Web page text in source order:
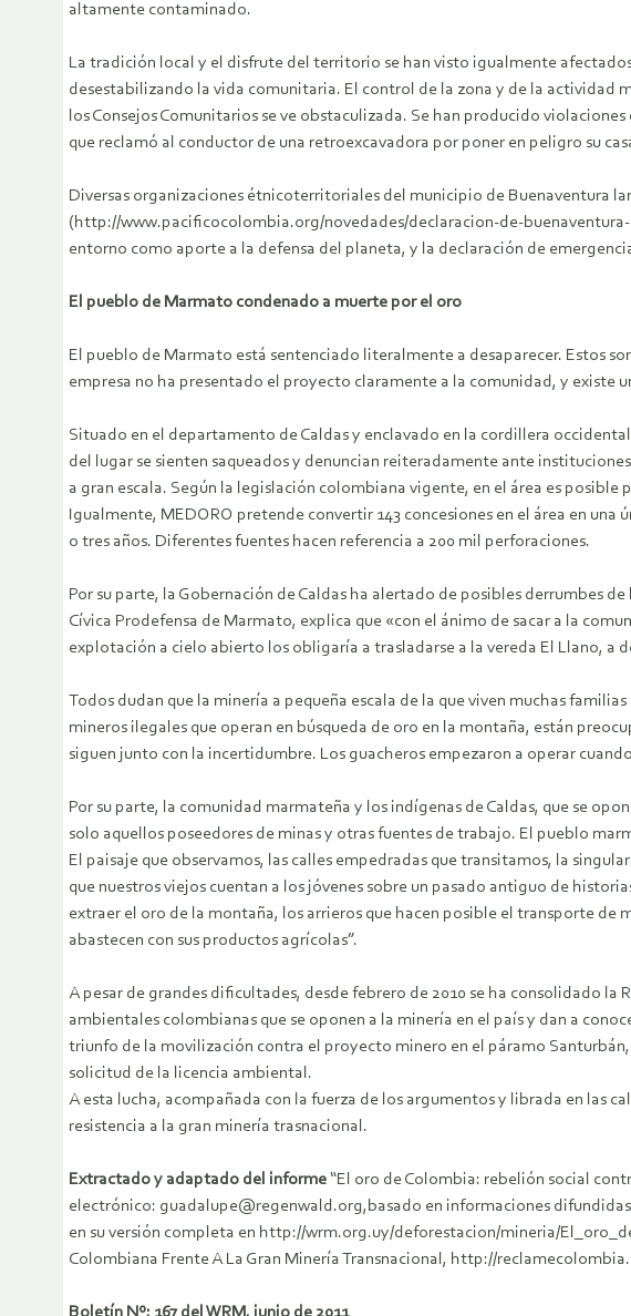
altamente contaminado.
La tradición local y el disfrute del territorio se han visto igualmente
desestabilizando la vida comunitaria. El control de la zona y de la actividad
los Consejos Comunitarios se ve obstaculizada. Se han producido
que reclamó al conductor de una retroexcavadora por poner en peligro su
Diversas organizaciones étnicoterritoriales del municipio de Buenaventura
(http://www.pacificocolombia.org/novedades/declaracion-de-
entorno como aporte a la defensa del planeta, y la declaración de
El pueblo de Marmato condenado a muerte por el oro
El pueblo de Marmato está sentenciado literalmente a desaparecer. Estos
empresa no ha presentado el proyecto claramente a la comunidad, y existe
Situado en el departamento de Caldas y enclavado en la cordillera
del lugar se sienten saqueados y denuncian reiteradamente ante
a gran escala. Según la legislación colombiana vigente, en el área es
Igualmente, MEDORO pretende convertir 143 concesiones en el área en
o tres años. Diferentes fuentes hacen referencia a 200 mil perforaciones.
Por su parte, la Gobernación de Caldas ha alertado de posibles derrumbes
Cívica Prodefensa de Marmato, explica que «con el ánimo de sacar a la
explotación a cielo abierto los obligaría a trasladarse a la vereda El Llano, a
Todos dudan que la minería a pequeña escala de la que viven muchas
mineros ilegales que operan en búsqueda de oro en la montaña, están
siguen junto con la incertidumbre. Los guacheros empezaron a operar
Por su parte, la comunidad marmateña y los indígenas de Caldas, que se
solo aquellos poseedores de minas y otras fuentes de trabajo. El pueblo
El paisaje que observamos, las calles empedradas que transitamos, la
que nuestros viejos cuentan a los jóvenes sobre un pasado antiguo de
extraer el oro de la montaña, los arrieros que hacen posible el transporte de
abastecen con sus productos agrícolas”.
A pesar de grandes dificultades, desde febrero de 2010 se ha consolidado la
ambientales colombianas que se oponen a la minería en el país y dan a
triunfo de la movilización contra el proyecto minero en el páramo
solicitud de la licencia ambiental.
A esta lucha, acompañada con la fuerza de los argumentos y librada en las
resistencia a la gran minería trasnacional.
Extractado y adaptado del informe “El oro de Colombia: rebelión social
electrónico: guadalupe@regenwald.org,basado en informaciones
en su versión completa en http://wrm.org.uy/deforestacion/mineria/
Colombiana Frente A La Gran Minería Transnacional, http://